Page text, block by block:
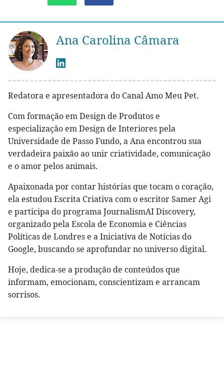
Ana Carolina Câmara
Redatora e apresentadora do Canal Amo Meu Pet.
Com formação em Design de Produtos e
especialização em Design de Interiores pela
Universidade de Passo Fundo, a Ana encontrou sua
verdadeira paixão ao unir criatividade, comunicação
e o amor pelos animais.
Apaixonada por contar histórias que tocam o coração,
ela estudou Escrita Criativa com o escritor Samer Agi
e participa do programa JournalismAI Discovery,
organizado pela Escola de Economia e Ciências
Políticas de Londres e a Iniciativa de Notícias do
Google, buscando se aprofundar no universo digital.
Hoje, dedica-se a produção de conteúdos que
informam, emocionam, conscientizam e arrancam
sorrisos.